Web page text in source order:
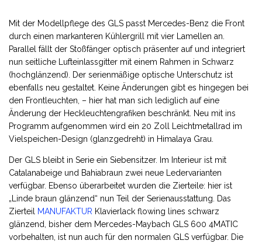
Mit der Modellpflege des GLS passt Mercedes-Benz die Front
durch einen markanteren Kühlergrill mit vier Lamellen an.
Parallel fällt der Stoßfänger optisch präsenter auf und integriert
nun seitliche Lufteinlassgitter mit einem Rahmen in Schwarz
(hochglänzend). Der serienmäßige optische Unterschutz ist
ebenfalls neu gestaltet. Keine Änderungen gibt es hingegen bei
den Frontleuchten, – hier hat man sich lediglich auf eine
Änderung der Heckleuchtengrafiken beschränkt. Neu mit ins
Programm aufgenommen wird ein 20 Zoll Leichtmetallrad im
Vielspeichen-Design (glanzgedreht) in Himalaya Grau.
Der GLS bleibt in Serie ein Siebensitzer. Im Interieur ist mit
Catalanabeige und Bahiabraun zwei neue Ledervarianten
verfügbar. Ebenso überarbeitet wurden die Zierteile: hier ist
„Linde braun glänzend“ nun Teil der Serienausstattung. Das
Zierteil
MANUFAKTUR Klavierlack flowing lines schwarz
glänzend, bisher dem Mercedes-Maybach GLS 600 4MATIC
vorbehalten, ist nun auch für den normalen GLS verfügbar. Die